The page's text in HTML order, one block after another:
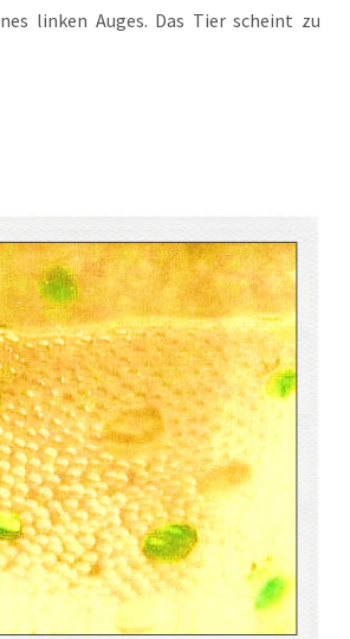
lin­ken Auges. Das Tier scheint zu